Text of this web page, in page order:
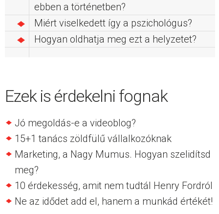
ebben a történetben?
Miért viselkedett így a pszichológus?
Hogyan oldhatja meg ezt a helyzetet?
Ezek is érdekelni fognak
Jó megoldás-e a videoblog?
15+1 tanács zöldfülű vállalkozóknak
Marketing, a Nagy Mumus. Hogyan szelidítsd
meg?
10 érdekesség, amit nem tudtál Henry Fordról
Ne az idődet add el, hanem a munkád értékét!